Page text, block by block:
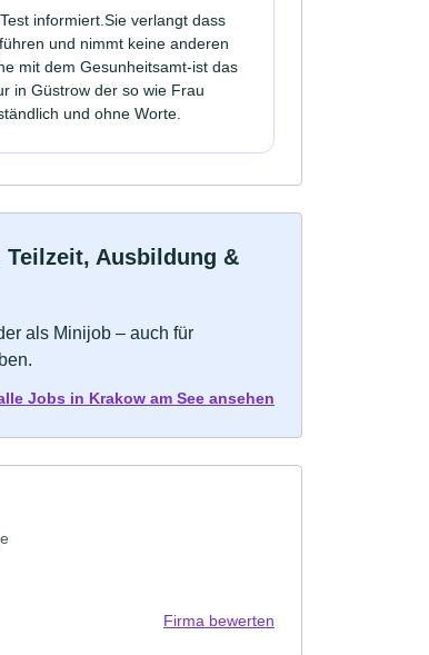
informiert.Sie verlangt dass
und nimmt keine anderen
mit dem Gesunheitsamt-ist das
in Güstrow der so wie Frau
und ohne Worte.
Teilzeit, Ausbildung &
als Minijob – auch für
Jobs in Krakow am See ansehen
Firma bewerten